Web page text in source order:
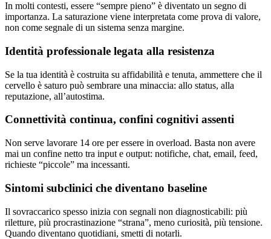
In molti contesti, essere “sempre pieno” è diventato un segno di
importanza. La saturazione viene interpretata come prova di valore,
non come segnale di un sistema senza margine.
Identità professionale legata alla resistenza
Se la tua identità è costruita su affidabilità e tenuta, ammettere che il
cervello è saturo può sembrare una minaccia: allo status, alla
reputazione, all’autostima.
Connettività continua, confini cognitivi assenti
Non serve lavorare 14 ore per essere in overload. Basta non avere
mai un confine netto tra input e output: notifiche, chat, email, feed,
richieste “piccole” ma incessanti.
Sintomi subclinici che diventano baseline
Il sovraccarico spesso inizia con segnali non diagnosticabili: più
riletture, più procrastinazione “strana”, meno curiosità, più tensione.
Quando diventano quotidiani, smetti di notarli.